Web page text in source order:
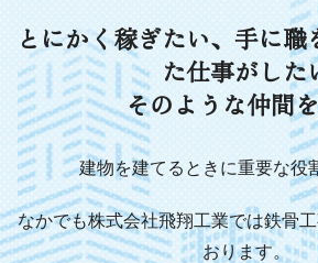
とにかく稼ぎたい、手に職
た仕事がした
そのような仲間
建物を建てるときに重要な役
なかでも株式会社飛翔工業では鉄骨
おります。